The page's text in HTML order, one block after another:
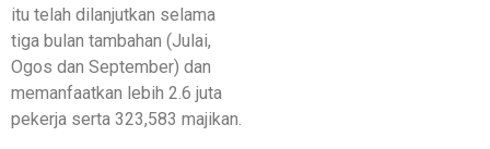
itu telah dilanjutkan selama
tiga bulan tambahan (Julai,
Ogos dan September) dan
memanfaatkan lebih 2.6 juta
pekerja serta 323,583 majikan.